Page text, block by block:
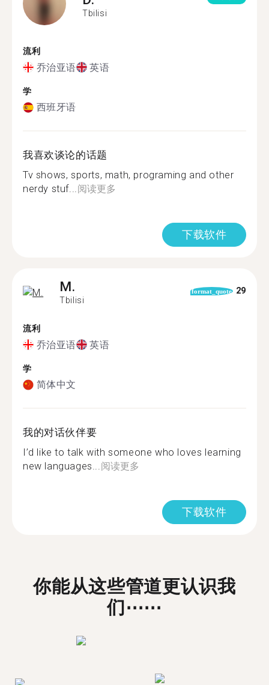
Tbilisi
流利
乔治亚语 英语
学
西班牙语
我喜欢谈论的话题
Tv shows, sports, math, programing and other
nerdy stuf...阅读更多
下载软件
M.
Tbilisi
format_quote 29
流利
乔治亚语 英语
学
简体中文
我的对话伙伴要
I’d like to talk with someone who loves learning
new languages...阅读更多
下载软件
你能从这些管道更认识我
们⋯⋯